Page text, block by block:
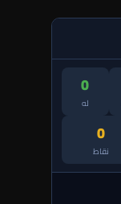
0
له
0
نقاط